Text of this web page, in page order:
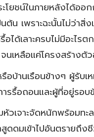
โยชน์ในภายหลังได้อ
เพราะฉะนั้นไม่ว่าสิ่ง
ด้เลาะครบไม่มีอะไรต
หลือแค่โครงสร้างตัว
านเรือนข้างๆ ผู้รับเ
รรื้อถอนและผู้ที่อยู่รอบ
วเจาะจัดหนักพร้อมท
ดดมเข้าไปอันตรายถึ